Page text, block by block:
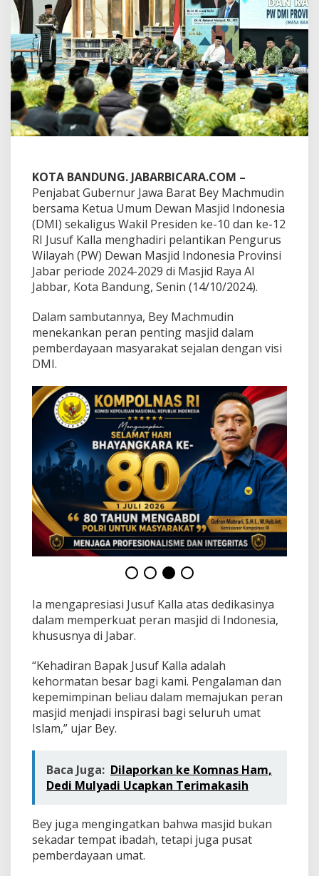
i
P
e
l
a
n
t
i
k
W
D
M
I
a
w
a
B
a
a
t
p
i
o
d
e
2
0
2
4
-
2
0
2
9
KOTA BANDUNG. JABARBICARA.COM –
Penjabat Gubernur Jawa Barat Bey Machmudin
bersama Ketua Umum Dewan Masjid Indonesia
(DMI) sekaligus Wakil Presiden ke-10 dan ke-12
RI Jusuf Kalla menghadiri pelantikan Pengurus
Wilayah (PW) Dewan Masjid Indonesia Provinsi
Jabar periode 2024-2029 di Masjid Raya Al
Jabbar, Kota Bandung, Senin (14/10/2024).
Dalam sambutannya, Bey Machmudin
menekankan peran penting masjid dalam
pemberdayaan masyarakat sejalan dengan visi
DMI.
Ia mengapresiasi Jusuf Kalla atas dedikasinya
dalam memperkuat peran masjid di Indonesia,
khususnya di Jabar.
“Kehadiran Bapak Jusuf Kalla adalah
kehormatan besar bagi kami. Pengalaman dan
kepemimpinan beliau dalam memajukan peran
masjid menjadi inspirasi bagi seluruh umat
Islam,” ujar Bey.
Baca Juga: Dilaporkan ke Komnas Ham,
Dedi Mulyadi Ucapkan Terimakasih
Bey juga mengingatkan bahwa masjid bukan
sekadar tempat ibadah, tetapi juga pusat
pemberdayaan umat.